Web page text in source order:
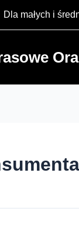
Dla małych i